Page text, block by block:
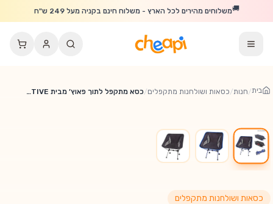
דלג לתוכן הראשי
🚚משלוחים מהירים לכל הארץ - משלוח חינם בקניה מעל 249 ש"ח
בית/חנות/כסאות ושולחנות מתקפלים/ כסא מתקפל לתוך פאוץ’ מבית ACTIVE
כסאות ושולחנות מתקפלים